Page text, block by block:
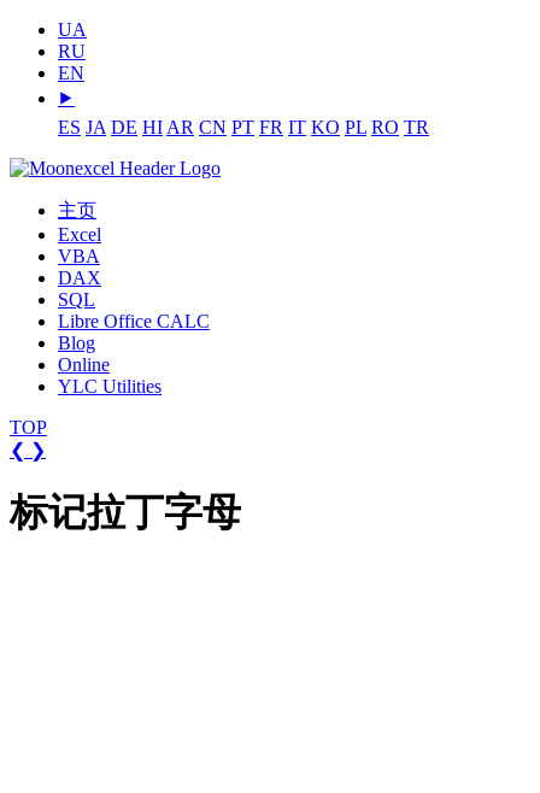
UA
RU
EN
⯈
ES JA DE HI AR CN PT FR IT KO PL RO TR
主页
Excel
VBA
DAX
SQL
Libre Office CALC
Blog
Online
YLC Utilities
TOP
❮ ❯
标记拉丁字母